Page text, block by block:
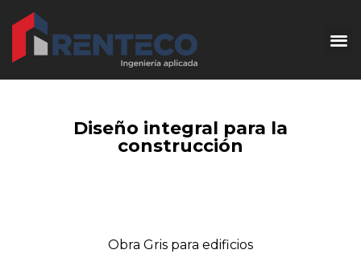
Diseño integral para la
construcción
Obra Gris para edificios